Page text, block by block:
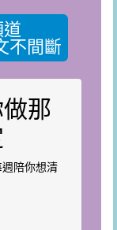
道
不間斷
那
陪你想清